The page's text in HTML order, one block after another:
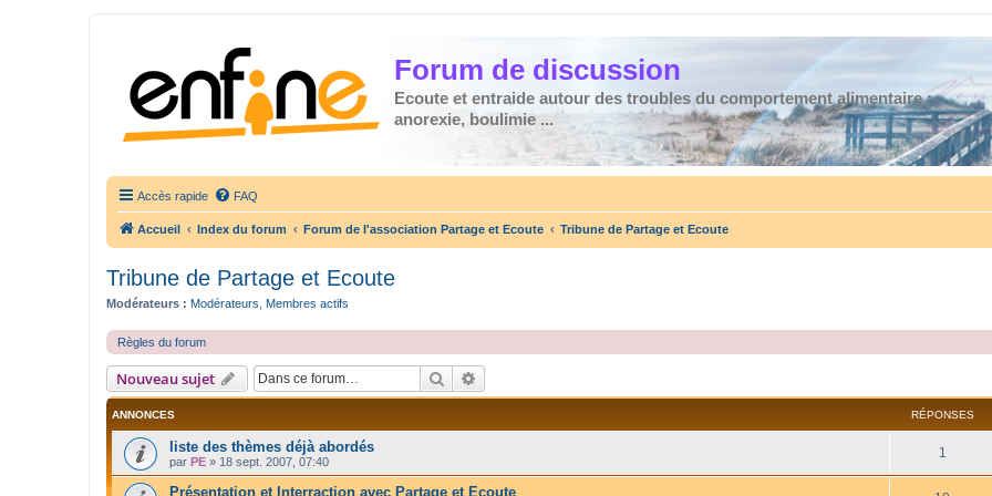
Forum de discussion
Ecoute et entraide autour des troubles du comportement alimentaire :
anorexie, boulimie ...
Accès rapide FAQ
Accueil Index du forum Forum de l'association Partage et Ecoute Tribune de Partage et Ecoute
Tribune de Partage et Ecoute
Modérateurs : Modérateurs Membres actifs
Règles du forum
Nouveau sujet Rechercher
ANNONCES RÉPONSES
liste des thèmes déjà abordés
par PE » 18 sept. 2007, 07:40
1
Présentation et Interraction avec Partage et Ecoute